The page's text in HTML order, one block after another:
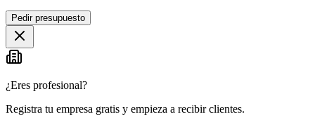
Pedir presupuesto
¿Eres profesional?
Registra tu empresa gratis y empieza a recibir clientes.